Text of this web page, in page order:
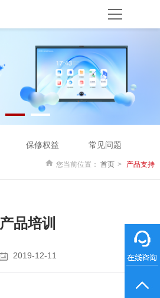
保修权益 常见问题
您当前位置： 首页 产品支持
产品培训
2019-12-11